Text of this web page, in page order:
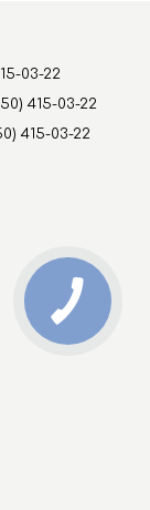
03-22
415-03-22
415-03-22